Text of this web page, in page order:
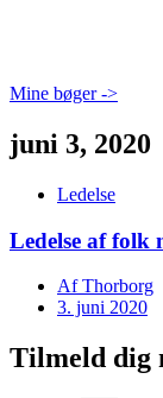
Mine bøger ->
juni 3, 2020
Ledelse
Ledelse af folk
AfThorborg
3. juni 2020
Tilmeld dig